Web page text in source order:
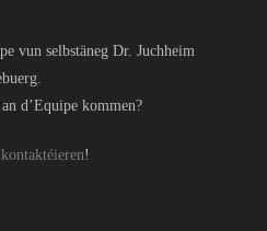
vun selbstäneg Dr. Juchheim
d’Equipe kommen?
kontaktéieren!